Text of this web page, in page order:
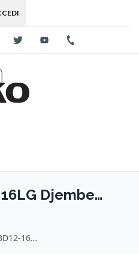
LinkedinTwitter Youtube
Djembe
TDFIBD12-16LG Djembe Fibra Energy Intonabile 12" Astrazioni Grigie